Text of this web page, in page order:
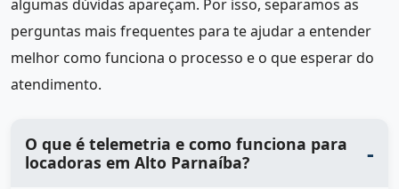
algumas dúvidas apareçam. Por isso, separamos as
perguntas mais frequentes para te ajudar a entender
melhor como funciona o processo e o que esperar do
atendimento.
O que é telemetria e como funciona para
locadoras em Alto Parnaíba?